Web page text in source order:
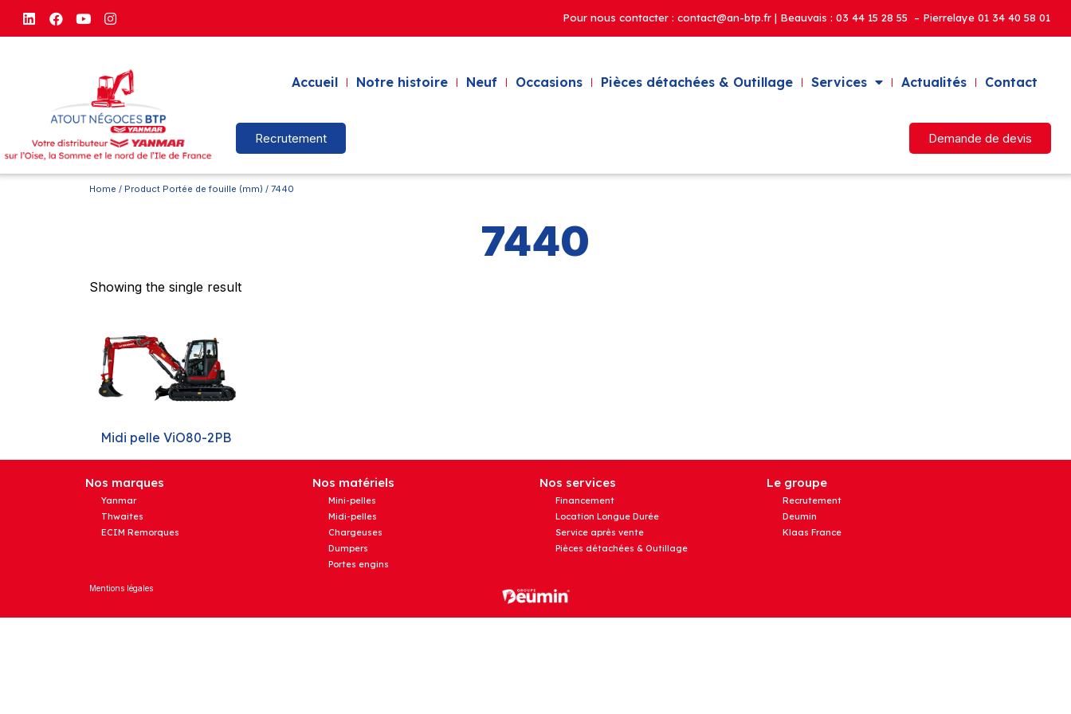
Pour nous contacter : contact@an-btp.fr | Beauvais : 03 44 15 28 55 – Pierrelaye 01 34 40 58 01
Accueil Notre histoire Neuf Occasions Pièces détachées & Outillage Services Actualités Contact
Recrutement Demande de devis
Home / Product Portée de fouille (mm) / 7440
7440
Showing the single result
Midi pelle ViO80-2PB
Nos marques
Yanmar
Thwaites
ECIM Remorques
Nos matériels
Mini-pelles
Midi-pelles
Chargeuses
Dumpers
Portes engins
Nos services
Financement
Location Longue Durée
Service après vente
Pièces détachées & Outillage
Le groupe
Recrutement
Deumin
Klaas France
Mentions légales